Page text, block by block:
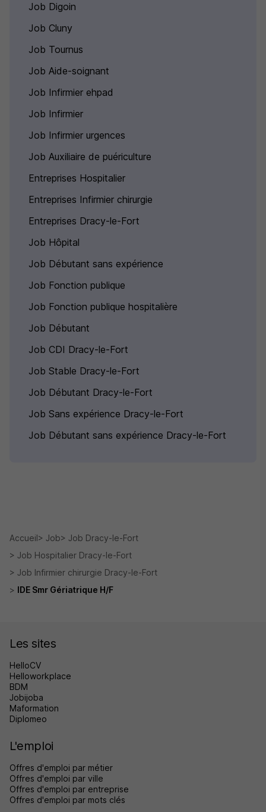
Job Digoin
Job Cluny
Job Tournus
Job Aide-soignant
Job Infirmier ehpad
Job Infirmier
Job Infirmier urgences
Job Auxiliaire de puériculture
Entreprises Hospitalier
Entreprises Infirmier chirurgie
Entreprises Dracy-le-Fort
Job Hôpital
Job Débutant sans expérience
Job Fonction publique
Job Fonction publique hospitalière
Job Débutant
Job CDI Dracy-le-Fort
Job Stable Dracy-le-Fort
Job Débutant Dracy-le-Fort
Job Sans expérience Dracy-le-Fort
Job Débutant sans expérience Dracy-le-Fort
Accueil Job
Job Dracy-le-Fort
Job Hospitalier Dracy-le-Fort
Job Infirmier chirurgie Dracy-le-Fort
IDE Smr Gériatrique H/F
Les sites
HelloCV
Helloworkplace
BDM
Jobijoba
Maformation
Diplomeo
L'emploi
Offres d'emploi par métier
Offres d'emploi par ville
Offres d'emploi par entreprise
Offres d'emploi par mots clés